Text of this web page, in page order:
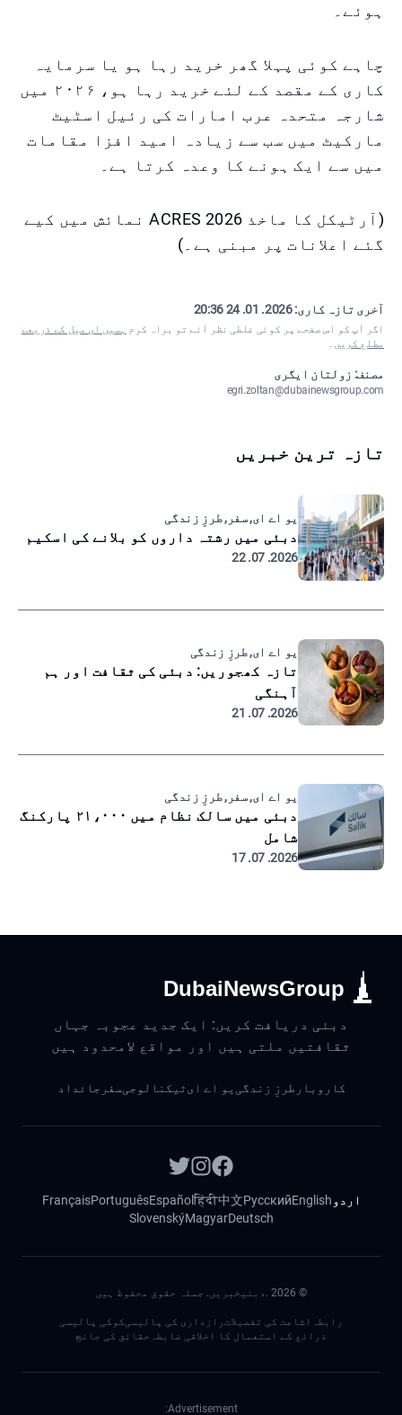
ہوئے۔
چاہے کوئی پہلا گھر خرید رہا ہو یا سرمایہ
کاری کے مقصد کے لئے خرید رہا ہو، ۲۰۲۶ میں
شارجہ متحدہ عرب امارات کی رئیل اسٹیٹ
مارکیٹ میں سب سے زیادہ امید افزا مقامات
میں سے ایک ہونے کا وعدہ کرتا ہے۔
(آرٹیکل کا ماخذ ACRES 2026 نمائش میں کیے
گئے اعلانات پر مبنی ہے۔)
آخری تازہ کاری:2026. 01. 24 20:36
اگر آپ کو اس صفحے پر کوئی غلطی نظر آئے تو براہ کرم ہمیں ای میل کے ذریعے
مطلع کریں ۔
مصنف: زولتان ایگری
egri.zoltan@dubainewsgroup.com
تازہ ترین خبریں
یو اے ای, سفر, طرزِ زندگی
دبئی میں رشتہ داروں کو بلانے کی اسکیم
2026. 07. 22
یو اے ای, طرزِ زندگی
تازہ کھجوریں: دبئی کی ثقافت اور ہم
آہنگی
2026. 07. 21
یو اے ای, سفر, طرزِ زندگی
دبئی میں سالک نظام میں ۲۱،۰۰۰ پارکنگ
شامل
2026. 07. 17
DubaiNewsGroup
دبئی دریافت کریں: ایک جدید عجوبہ جہاں
ثقافتیں ملتی ہیں اور مواقع لامحدود ہیں
کاروبار طرزِ زندگی یو اے ایٹیکنالوجیسفر جائداد
اردو English
Русский
中文
हिंदी
Español
Português
Français
Deutsch
Magyar
Slovenský
©
2026 .دبئیخبریں. جملہ حقوق محفوظ ہیں
رابطہ اشاعت کی تفصیلاترازداری کی پالیسیکوکی پالیسی
ذرائع کے استعمال کا اخلاقی ضابطہ حقائق کی جانچ
Advertisement: